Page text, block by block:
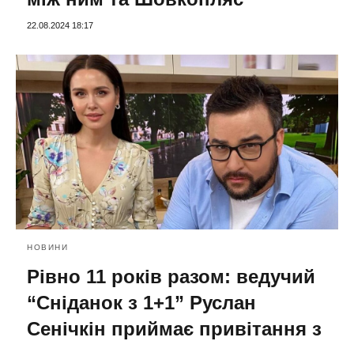
22.08.2024 18:17
НОВИНИ
Рівно 11 років разом: ведучий
“Сніданок з 1+1” Руслан
Сенічкін приймає привітання з